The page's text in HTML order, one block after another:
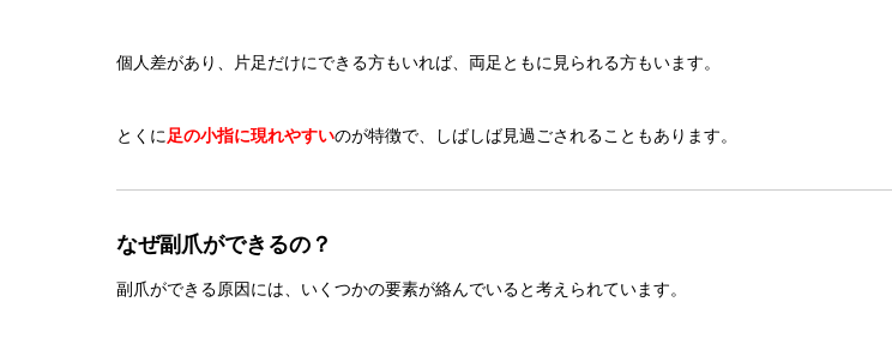
個人差があり、片足だけにできる方もいれば、両足ともに見られる方もいます。
とくに 足の小指に現れやすいのが特徴で、しばしば見過ごされることもあります。
なぜ副爪ができるの？
副爪ができる原因には、いくつかの要素が絡んでいると考えられています。